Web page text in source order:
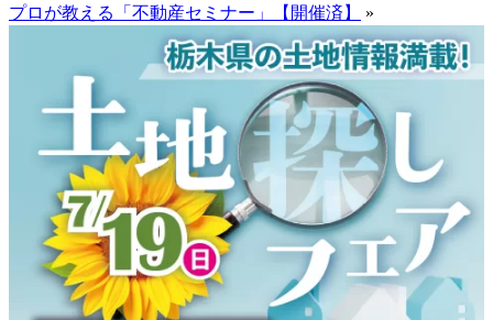
プロが教える「不動産セミナー」【開催済】
»